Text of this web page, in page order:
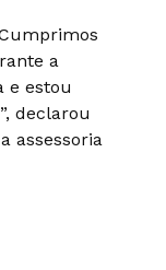
a
e estou
declarou
assessoria